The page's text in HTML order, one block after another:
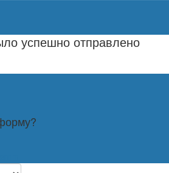
успешно отправлено